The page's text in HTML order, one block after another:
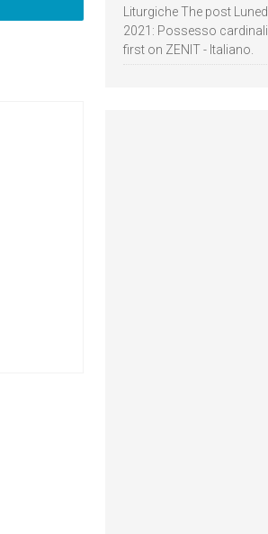
Liturgiche The post
2021: Possesso
first on ZENIT - Italiano.